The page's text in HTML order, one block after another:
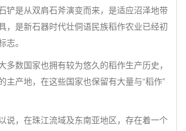
铲是从双肩石斧演变而来，是适应沼泽地带
，是新石器时代壮侗语民族稻作农业已经初
志。
数国家也拥有较为悠久的稻作生产历史，
主产地，在这些国家也保留有大量与“稻作”
，在珠江流域及东南亚地区，存在着一个